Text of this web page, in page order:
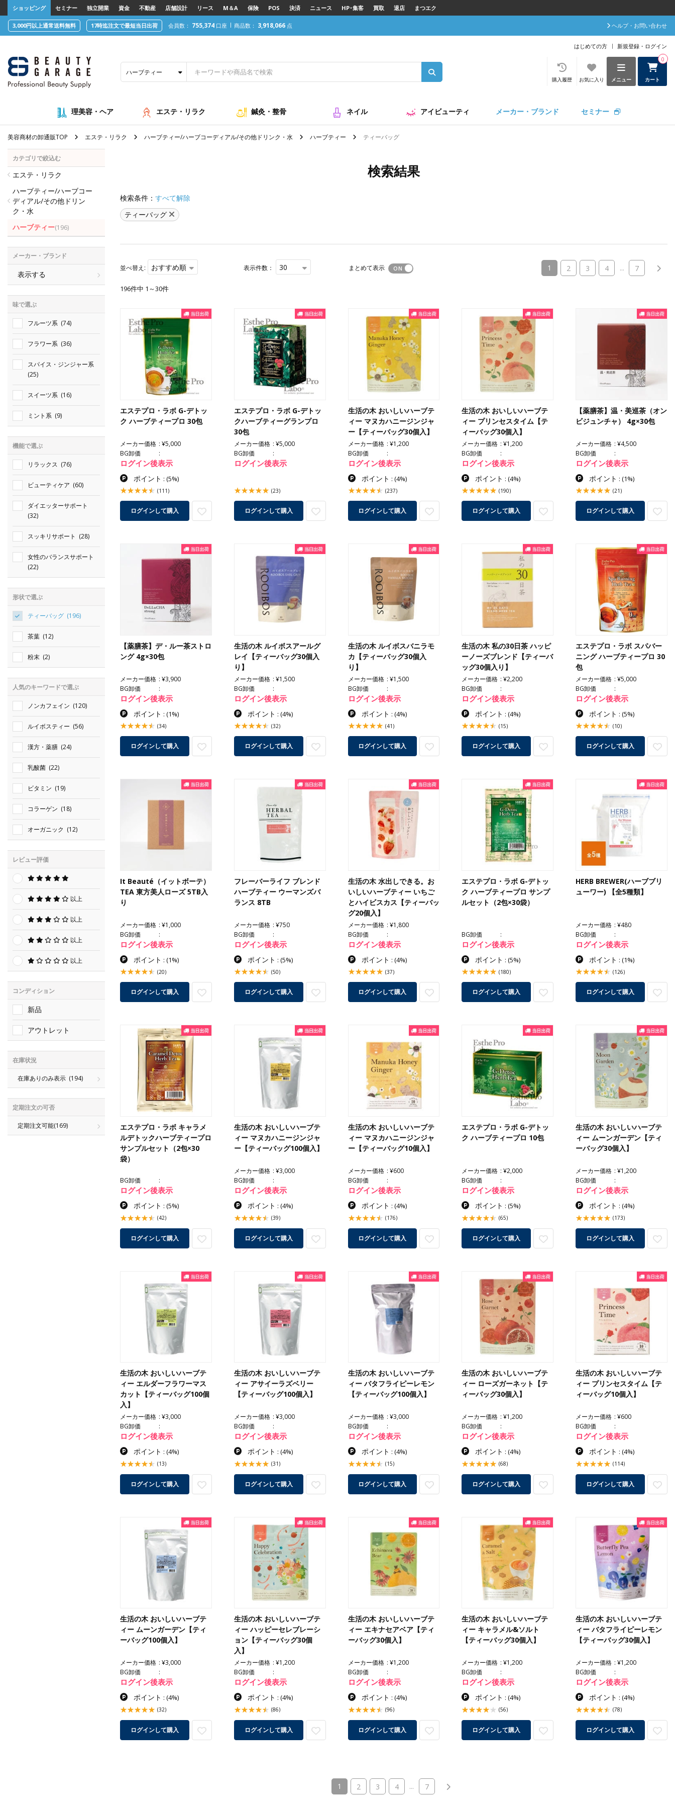
text.skipToContent
text.skipToNavigation
ショッピング セミナー 独立開業 資金 不動産 店舗設計 リース M＆A 保険 POS 決済 ニュース HP･集客 買取 退店 まつエク
3,000円以上通常送料無料 17時迄注文で最短当日出荷 会員数： 755,374 口座 商品数： 3,918,066 点 ヘルプ・お問い合わせ
はじめての方 新規登録・ログイン
カート
0
メニュー
お気に入り
購入履歴
ハーブティー
理美容・ヘア エステ・リラク 鍼灸・整骨 ネイル アイビューティ メーカー・ブランド セミナー
美容商材の卸通販TOP エステ・リラク ハーブティー/ハーブコーディアル/その他ドリンク・水 ハーブティー ティーバッグ
カテゴリで絞込む
エステ・リラク
ハーブティー/ハーブコー
ディアル/その他ドリン
ク・水
ハーブティー(196)
メーカー・ブランド
表示する
味で選ぶ
フルーツ系 (74)
フラワー系 (36)
スパイス・ジンジャー系
(25)
スイーツ系 (16)
ミント系 (9)
機能で選ぶ
リラックス (76)
ビューティケア (60)
ダイエッターサポート
(32)
スッキリサポート (28)
女性のバランスサポート
(22)
形状で選ぶ
ティーバッグ (196)
茶葉 (12)
粉末 (2)
人気のキーワードで選ぶ
ノンカフェイン (120)
ルイボスティー (56)
漢方・薬膳 (24)
乳酸菌 (22)
ビタミン (19)
コラーゲン (18)
オーガニック (12)
レビュー評価
以上
以上
以上
以上
コンディション
新品
アウトレット
在庫状況
在庫ありのみ表示 (194)
定期注文の可否
定期注文可能(169)
検索結果
検索条件： すべて解除
ティーバッグ
並べ替え: おすすめ順 表示件数： 30 まとめて表示 1 (current)
2 3 4 ... 7
196件中 1～30件
エステプロ・ラボ G-デトッ
ク ハーブティープロ 30包
メーカー価格
¥5,000
BG卸価
ログイン後表示
ポイント : (5%)
(111)
ログインして購入
エステプロ・ラボ G-デトッ
クハーブティーグランプロ
30包
メーカー価格
¥5,000
BG卸価
ログイン後表示
(23)
ログインして購入
生活の木 おいしいハーブテ
ィー マヌカハニージンジャ
ー【ティーバッグ30個入】
メーカー価格
¥1,200
BG卸価
ログイン後表示
ポイント : (4%)
(237)
ログインして購入
生活の木 おいしいハーブテ
ィー プリンセスタイム【テ
ィーバッグ30個入】
メーカー価格
¥1,200
BG卸価
ログイン後表示
ポイント :(4%)
(190)
ログインして購入
【薬膳茶】温・美巡茶（オン
ビジュンチャ） 4g×30包
メーカー価格
¥4,500
BG卸価
ログイン後表示
ポイント :(1%)
(21)
ログインして購入
【薬膳茶】デ・ルー茶ストロ
ング 4g×30包
メーカー価格
¥3,900
BG卸価
ログイン後表示
ポイント : (1%)
(34)
ログインして購入
生活の木 ルイボスアールグ
レイ【ティーバッグ30個入
り】
メーカー価格
¥1,500
BG卸価
ログイン後表示
ポイント : (4%)
(32)
ログインして購入
生活の木 ルイボスバニラモ
カ【ティーバッグ30個入
り】
メーカー価格
¥1,500
BG卸価
ログイン後表示
ポイント : (4%)
(41)
ログインして購入
生活の木 私の30日茶 ハッピ
ーノーズブレンド【ティーバ
ッグ30個入り】
メーカー価格
¥2,200
BG卸価
ログイン後表示
ポイント :(4%)
(15)
ログインして購入
エステプロ・ラボ スパバー
ニング ハーブティープロ 30
包
メーカー価格
¥5,000
BG卸価
ログイン後表示
ポイント :(5%)
(10)
ログインして購入
It Beauté（イットボーテ）
TEA 東方美人ローズ 5TB入
り
メーカー価格
¥1,000
BG卸価
ログイン後表示
ポイント : (1%)
(20)
ログインして購入
フレーバーライフ ブレンド
ハーブティー ウーマンズバ
ランス 8TB
メーカー価格
¥750
BG卸価
ログイン後表示
ポイント : (5%)
(50)
ログインして購入
生活の木 水出しできる。お
いしいハーブティー いちご
とハイビスカス【ティーバッ
グ20個入】
メーカー価格
¥1,800
BG卸価
ログイン後表示
ポイント : (4%)
(37)
ログインして購入
エステプロ・ラボ G-デトッ
ク ハーブティープロ サンプ
ルセット（2包×30袋）
BG卸価
ログイン後表示
ポイント :(5%)
(180)
ログインして購入
HERB BREWER(ハーブブリ
ューワー) 【全5種類】
メーカー価格
¥480
BG卸価
ログイン後表示
ポイント :(1%)
(126)
ログインして購入
エステプロ・ラボ キャラメ
ルデトックハーブティープロ
サンプルセット（2包×30
袋）
BG卸価
ログイン後表示
ポイント : (5%)
(42)
ログインして購入
生活の木 おいしいハーブテ
ィー マヌカハニージンジャ
ー【ティーバッグ100個入】
メーカー価格
¥3,000
BG卸価
ログイン後表示
ポイント : (4%)
(39)
ログインして購入
生活の木 おいしいハーブテ
ィー マヌカハニージンジャ
ー【ティーバッグ10個入】
メーカー価格
¥600
BG卸価
ログイン後表示
ポイント : (4%)
(176)
ログインして購入
エステプロ・ラボ G-デトッ
ク ハーブティープロ 10包
メーカー価格
¥2,000
BG卸価
ログイン後表示
ポイント :(5%)
(65)
ログインして購入
生活の木 おいしいハーブテ
ィー ムーンガーデン【ティ
ーバッグ30個入】
メーカー価格
¥1,200
BG卸価
ログイン後表示
ポイント :(4%)
(173)
ログインして購入
生活の木 おいしいハーブテ
ィー エルダーフラワーマス
カット【ティーバッグ100個
入】
メーカー価格
¥3,000
BG卸価
ログイン後表示
ポイント : (4%)
(13)
ログインして購入
生活の木 おいしいハーブテ
ィー アサイーラズベリー
【ティーバッグ100個入】
メーカー価格
¥3,000
BG卸価
ログイン後表示
ポイント : (4%)
(31)
ログインして購入
生活の木 おいしいハーブテ
ィー バタフライピーレモン
【ティーバッグ100個入】
メーカー価格
¥3,000
BG卸価
ログイン後表示
ポイント : (4%)
(15)
ログインして購入
生活の木 おいしいハーブテ
ィー ローズガーネット【テ
ィーバッグ30個入】
メーカー価格
¥1,200
BG卸価
ログイン後表示
ポイント :(4%)
(68)
ログインして購入
生活の木 おいしいハーブテ
ィー プリンセスタイム【テ
ィーバッグ10個入】
メーカー価格
¥600
BG卸価
ログイン後表示
ポイント :(4%)
(114)
ログインして購入
生活の木 おいしいハーブテ
ィー ムーンガーデン【ティ
ーバッグ100個入】
メーカー価格
¥3,000
BG卸価
ログイン後表示
ポイント : (4%)
(32)
ログインして購入
生活の木 おいしいハーブテ
ィー ハッピーセレブレーシ
ョン【ティーバッグ30個
入】
メーカー価格
¥1,200
BG卸価
ログイン後表示
ポイント : (4%)
(86)
ログインして購入
生活の木 おいしいハーブテ
ィー エキナセアベア【ティ
ーバッグ30個入】
メーカー価格
¥1,200
BG卸価
ログイン後表示
ポイント : (4%)
(96)
ログインして購入
生活の木 おいしいハーブテ
ィー キャラメル&ソルト
【ティーバッグ30個入】
メーカー価格
¥1,200
BG卸価
ログイン後表示
ポイント :(4%)
(56)
ログインして購入
生活の木 おいしいハーブテ
ィー バタフライピーレモン
【ティーバッグ30個入】
メーカー価格
¥1,200
BG卸価
ログイン後表示
ポイント :(4%)
(78)
ログインして購入
1 (current)
2 3 4 ... 7